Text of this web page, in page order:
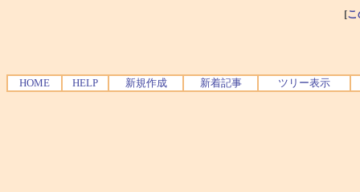
[こ
HOME HELP 新規作成 新着記事 ツリー表示